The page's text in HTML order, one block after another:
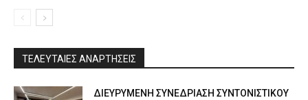
ΤΕΛΕΥΤΑΙΕΣ ΑΝΑΡΤΗΣΕΙΣ
ΔΙΕΥΡΥΜΕΝΗ ΣΥΝΕΔΡΙΑΣΗ ΣΥΝΤΟΝΙΣΤΙΚΟΥ